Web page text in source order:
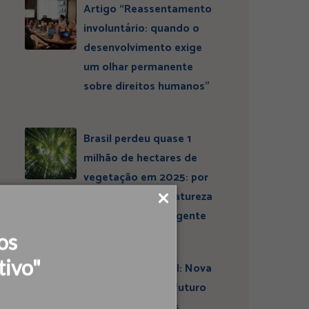
Artigo “Reassentamento
involuntário: quando o
desenvolvimento exige
um olhar permanente
sobre direitos humanos”
Brasil perdeu quase 1
milhão de hectares de
vegetação em 2025: por
que conservar a natureza
continua sendo urgente
Entrevista ESBrasil: Nova
liderança projeta futuro